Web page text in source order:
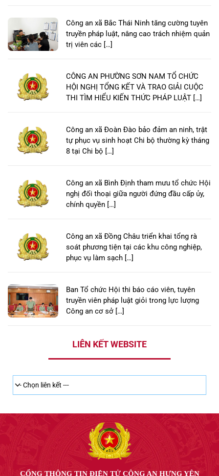
Công an xã Bắc Thái Ninh tăng cường tuyên
truyền pháp luật, nâng cao trách nhiệm quản
trị viên các […]
CÔNG AN PHƯỜNG SƠN NAM TỔ CHỨC
HỘI NGHỊ TỔNG KẾT VÀ TRAO GIẢI CUỘC
THI TÌM HIỂU KIẾN THỨC PHÁP LUẬT […]
Công an xã Đoàn Đào bảo đảm an ninh, trật
tự phục vụ sinh hoạt Chi bộ thường kỳ tháng
8 tại Chi bộ […]
Công an xã Bình Định tham mưu tổ chức Hội
nghị đối thoại giữa người đứng đầu cấp ủy,
chính quyền […]
Công an xã Đồng Châu triển khai tổng rà
soát phương tiện tại các khu công nghiệp,
phục vụ làm sạch […]
Ban Tổ chức Hội thi báo cáo viên, tuyên
truyền viên pháp luật giỏi trong lực lượng
Công an cơ sở […]
LIÊN KẾT WEBSITE
CỔNG THÔNG TIN ĐIỆN TỬ CÔNG AN HƯNG YÊN